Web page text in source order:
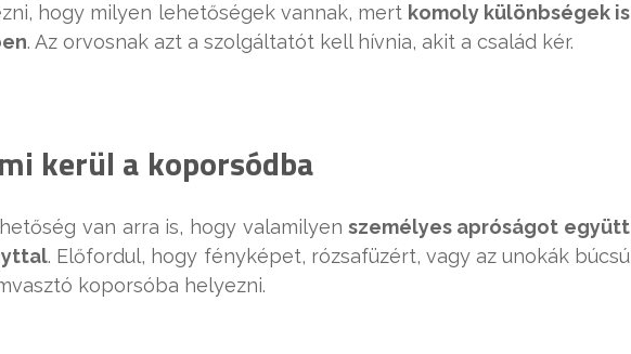
hogy milyen lehetőségek vannak, mert komoly különbségek is
. Az orvosnak azt a szolgáltatót kell hívnia, akit a család kér.
kerül a koporsódba
van arra is, hogy valamilyen személyes apróságot együtt
. Előfordul, hogy fényképet, rózsafüzért, vagy az unokák búcsú
koporsóba helyezni.